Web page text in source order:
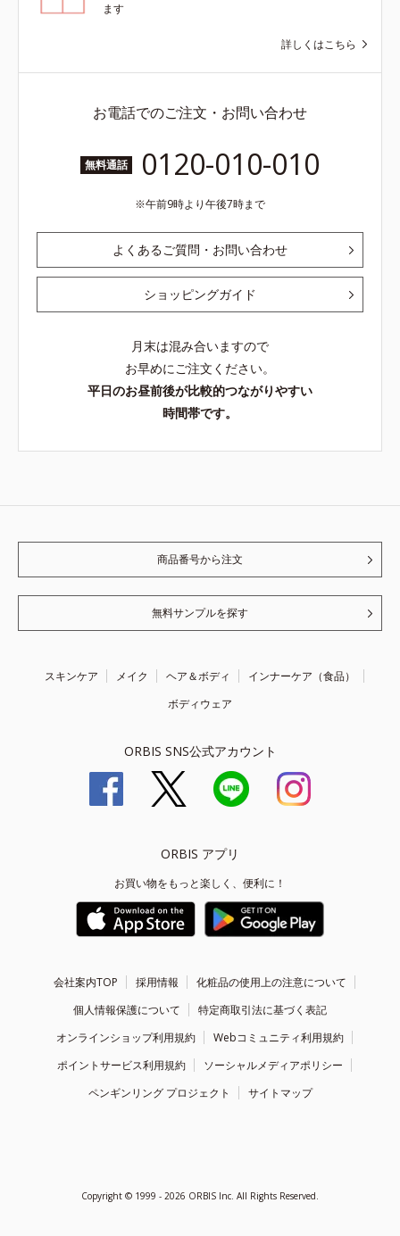
ます
詳しくはこちら
お電話でのご注文・お問い合わせ
無料通話 0120-010-010
午前9時より午後7時まで
よくあるご質問・お問い合わせ
ショッピングガイド
月末は混み合いますので
お早めにご注文ください。
平日のお昼前後が比較的つながりやすい
時間帯です。
商品番号から注文
無料サンプルを探す
スキンケア メイク ヘア＆ボディ
インナーケア（食品）
ボディウェア
ORBIS SNS公式アカウント
ORBIS アプリ
お買い物をもっと楽しく、便利に！
会社案内TOP 採用情報
化粧品の使用上の注意について
個人情報保護について
特定商取引法に基づく表記
オンラインショップ利用規約
Webコミュニティ利用規約
ポイントサービス利用規約
ソーシャルメディアポリシー
ペンギンリング プロジェクト
サイトマップ
Copyright © 1999 - 2026 ORBIS Inc. All Rights Reserved.